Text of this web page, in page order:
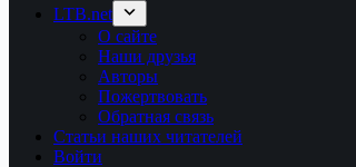
LTB.net
О сайте
Наши друзья
Авторы
Пожертвовать
Обратная связь
Статьи наших читателей
Войти